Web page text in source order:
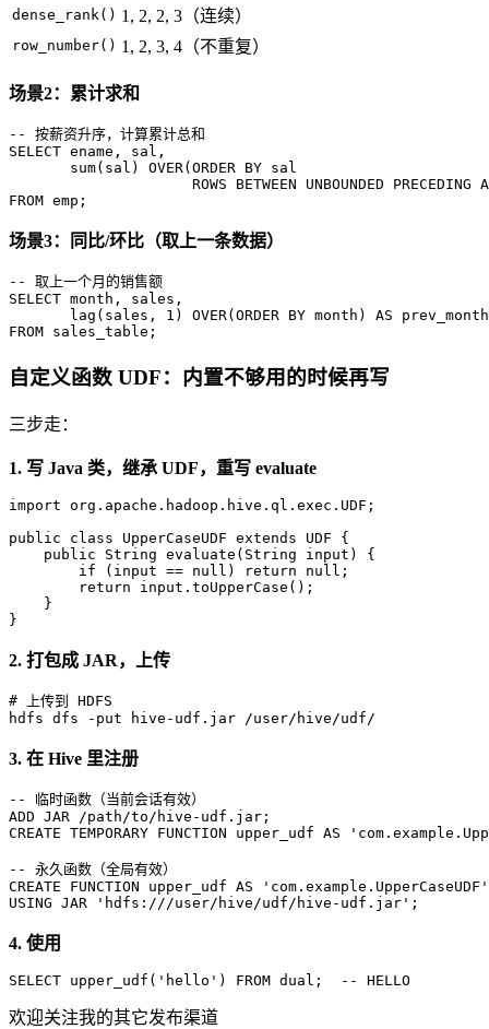
dense_rank() 1, 2, 2, 3（连续）
row_number() 1, 2, 3, 4（不重复）
场景2：累计求和
-- 按薪资升序，计算累计总和
SELECT ename, sal,
sum(sal) OVER( ORDER BY sal
ROWS
BETWEEN UNBOUNDED PRECEDING
FROM emp;
场景3：同比/环比（取上一条数据）
-- 取上一个月的销售额
SELECT month , sales,
lag (sales, 1 ) OVER( ORDER BY month ) AS
FROM sales_table;
自定义函数 UDF：内置不够用的时候再写
三步走：
1. 写 Java 类，继承 UDF，重写 evaluate
import org.apache.hadoop.hive.ql.exec.UDF;
public
class UpperCaseUDF extends UDF {
public String evaluate (String input)
{
if (input == null ) return null ;
return input.toUpperCase();
    }
}
2. 打包成 JAR，上传
#
上传到 HDFS
hdfs dfs -put hive-udf.jar /user/hive/udf/
3. 在 Hive 里注册
-- 临时函数（当前会话有效）
ADD JAR /path/to/ hive -
CREATE TEMPORARY FUNCTION upper_udf AS
-- 永久函数（全局有效）
CREATE
FUNCTION upper_udf AS
'com.example.UpperCaseUDF'
USING JAR 'hdfs:///user/hive/udf/hive-udf.jar' ;
4. 使用
SELECT upper_udf( 'hello' ) FROM dual; -- HELLO
欢迎关注我的其它发布渠道